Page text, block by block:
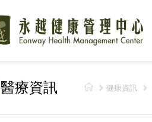
醫療資訊 健康資訊